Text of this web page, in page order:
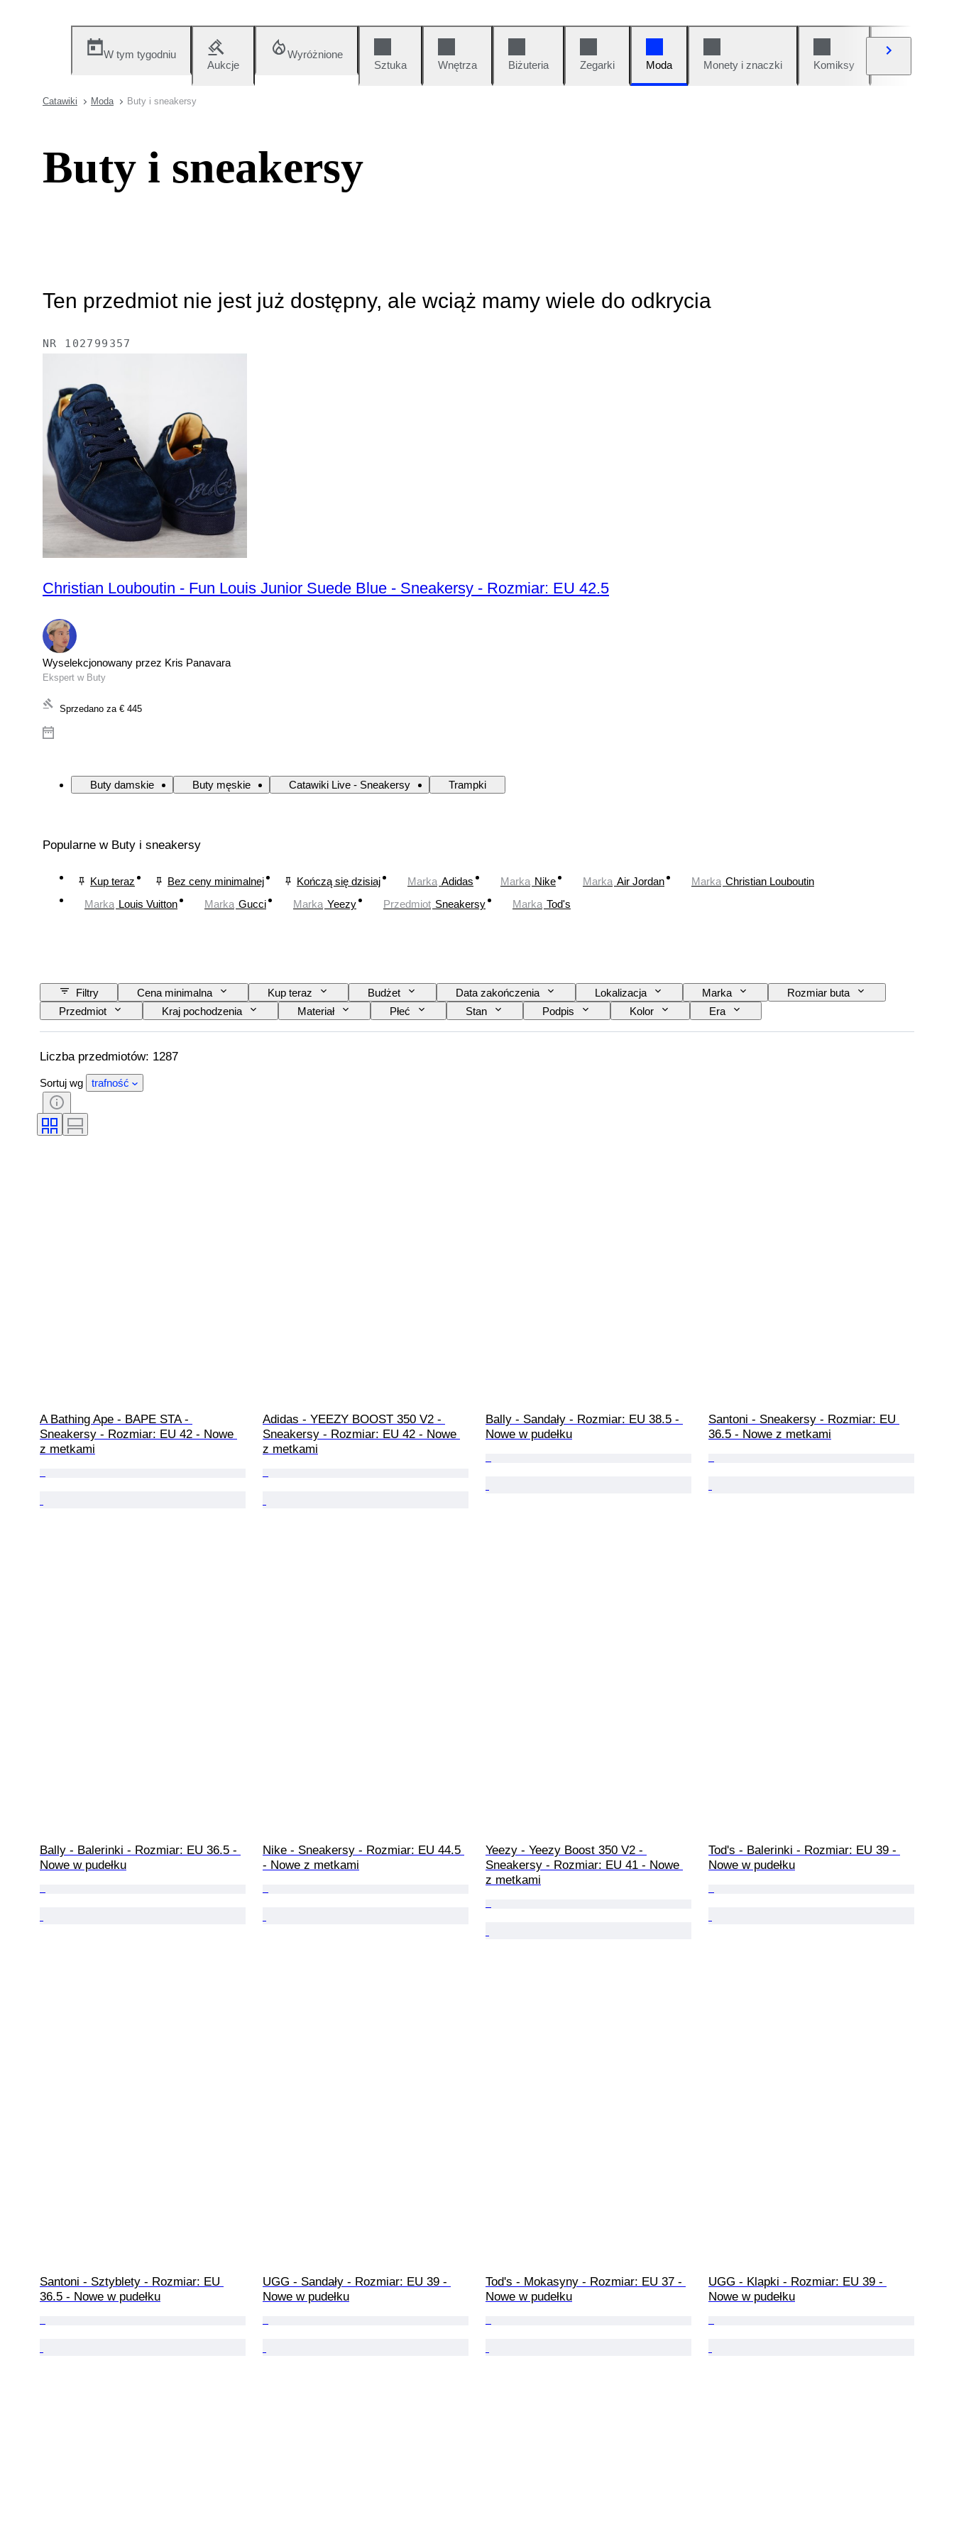
W tym tygodniu
Aukcje
Wyróżnione
Sztuka
Wnętrza Biżuteria Zegarki Moda Monety i znaczki Komiksy
Catawiki Moda Buty i sneakersy
Buty i sneakersy
Ten przedmiot nie jest już dostępny, ale wciąż mamy wiele do odkrycia
NR 102799357
Christian Louboutin - Fun Louis Junior Suede Blue - Sneakersy - Rozmiar: EU 42.5
Wyselekcjonowany przez Kris Panavara
Ekspert w Buty
Sprzedano za € 445
Buty damskie Buty męskie Catawiki Live - Sneakersy Trampki
Popularne w Buty i sneakersy
Kup teraz Bez ceny minimalnej Kończą się dzisiaj Marka Adidas Marka Nike Marka Air Jordan Marka Christian Louboutin
Marka Louis Vuitton Marka Gucci Marka Yeezy Przedmiot Sneakersy Marka Tod's
Filtry Cena minimalna Kup teraz Budżet Data zakończenia Lokalizacja Marka
Rozmiar buta
Przedmiot
Kraj pochodzenia Materiał Płeć Stan Podpis Kolor
Era
Akcesoria w zestawie
Wzór Model
Liczba przedmiotów: 1287
Sortuj wg trafność
A Bathing Ape - BAPE STA -
Sneakersy - Rozmiar: EU 42 - Nowe
z metkami
Adidas - YEEZY BOOST 350 V2 -
Sneakersy - Rozmiar: EU 42 - Nowe
z metkami
Bally - Sandały - Rozmiar: EU 38.5 -
Nowe w pudełku
Santoni - Sneakersy - Rozmiar: EU
36.5 - Nowe z metkami
Bally - Balerinki - Rozmiar: EU 36.5 -
Nowe w pudełku
Nike - Sneakersy - Rozmiar: EU 44.5
- Nowe z metkami
Yeezy - Yeezy Boost 350 V2 -
Sneakersy - Rozmiar: EU 41 - Nowe
z metkami
Tod's - Balerinki - Rozmiar: EU 39 -
Nowe w pudełku
Santoni - Sztyblety - Rozmiar: EU
36.5 - Nowe w pudełku
UGG - Sandały - Rozmiar: EU 39 -
Nowe w pudełku
Tod's - Mokasyny - Rozmiar: EU 37 -
Nowe w pudełku
UGG - Klapki - Rozmiar: EU 39 -
Nowe w pudełku